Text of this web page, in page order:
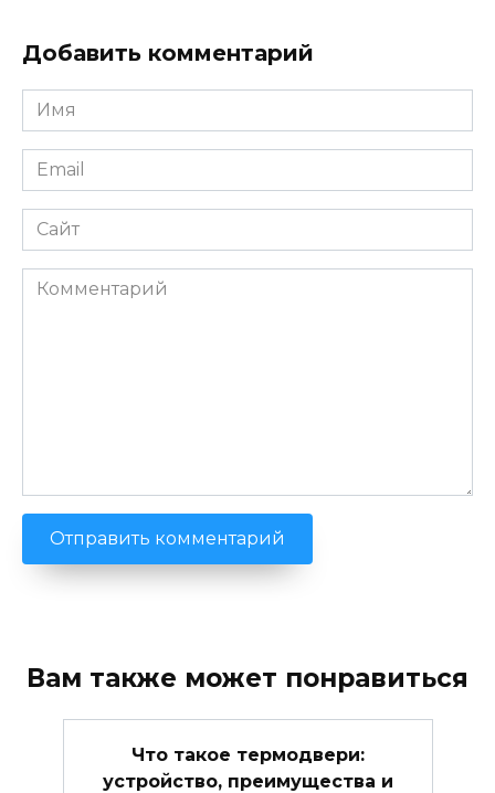
Добавить комментарий
Имя
*
Email
*
Сайт
Комментарий
Вам также может понравиться
Что такое термодвери:
устройство, преимущества и